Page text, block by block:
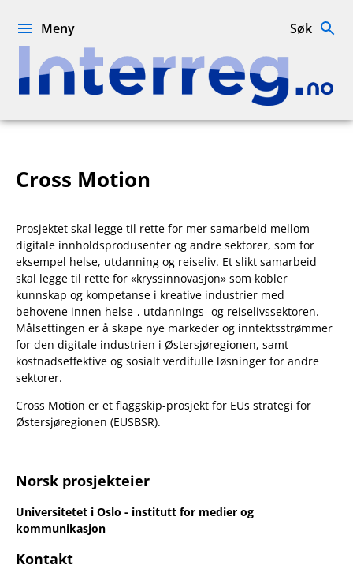
Interreg.no
Meny Søk
Cross Motion
Prosjektet skal legge til rette for mer samarbeid mellom
digitale innholdsprodusenter og andre sektorer, som for
eksempel helse, utdanning og reiseliv. Et slikt samarbeid
skal legge til rette for «kryssinnovasjon» som kobler
kunnskap og kompetanse i kreative industrier med
behovene innen helse-, utdannings- og reiselivssektoren.
Målsettingen er å skape nye markeder og inntektsstrømmer
for den digitale industrien i Østersjøregionen, samt
kostnadseffektive og sosialt verdifulle løsninger for andre
sektorer.
Cross Motion er et flaggskip-prosjekt for EUs strategi for
Østersjøregionen (EUSBSR).
Norsk prosjekteier
Universitetet i Oslo - institutt for medier og
kommunikasjon
Kontakt